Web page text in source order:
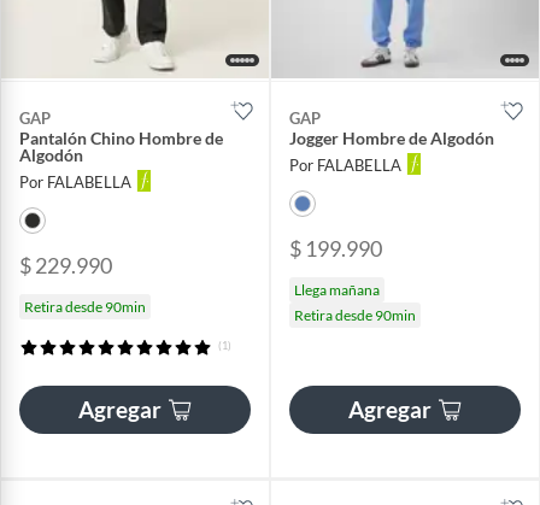
GAP
Pantalón Chino Hombre de
Algodón
Por FALABELLA
$ 229.990
Retira desde 90min
(1)
Agregar
GAP
Jogger Hombre de Algodón
Por FALABELLA
$ 199.990
Llega mañana
Retira desde 90min
Agregar